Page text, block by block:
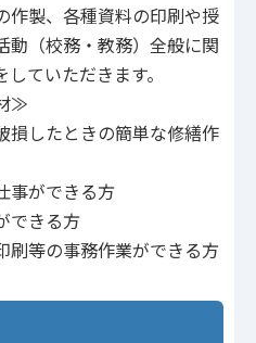
作製、各種資料の印刷や授
動（校務・教務）全般に関
ていただきます。
≫
損したときの簡単な修繕作
事ができる方
できる方
刷等の事務作業ができる方